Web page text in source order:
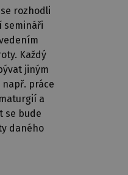
rozhodli
semináři
Každý
jiným
práce
a
se bude
daného